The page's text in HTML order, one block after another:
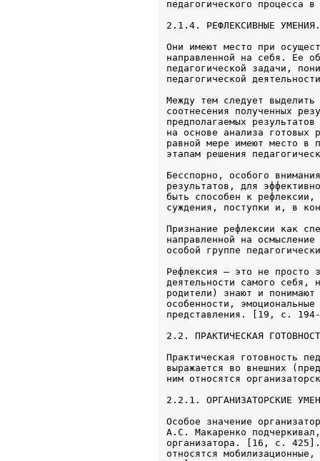
2.1.4. РЕФЛЕКСИВНЫЕ УМЕНИЯ.
Они имеют место при
направленной на себя. Ее
педагогической задачи,
педагогической
Между тем следует
соотнесения полученных
предполагаемых
на основе анализа готовых
равной мере имеют место в
этапам решения
Бесспорно, особого
результатов, для
быть способен к рефлексии,
суждения, поступки и, в
Признание рефлексии как
направленной на
особой группе
Рефлексия — это не просто
деятельности самого
родители) знают и понимают
особенности,
2.2. ПРАКТИЧЕСКАЯ
Практическая готовность
выражается во внешних
2.2.1. ОРГАНИЗАТОРСКИЕ
Особое значение
А.С. Макаренко
организатора. [16, с. 425].
относятся